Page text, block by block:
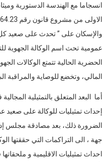
انسجاما مع الهندسة الدستورية
والإسكان على ” تحدث على صعيد
عمومية تحث اسم الوكالة الجهوية
الحضرية الحالية تتمتع الوكالات
المالي، وتخضع للوصاية والمراقبة
أما البعد المتعلق بالتمثيلية
إحداث تمثيليات للوكالة على صعيد
الضرورة ذلك، بعد مصادقة مجلس
جهة ، الى التراكمات التي حققتها
احداث تمثيليات الاقليمية و